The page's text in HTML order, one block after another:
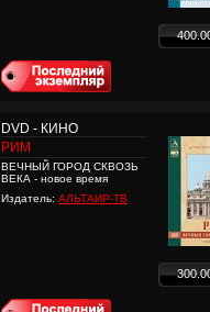
DVD - КИНО
РИМ
ВЕЧНЫЙ ГОРОД СКВОЗЬ
ВЕКА - новое время
Издатель: АЛЬТАИР-ТВ